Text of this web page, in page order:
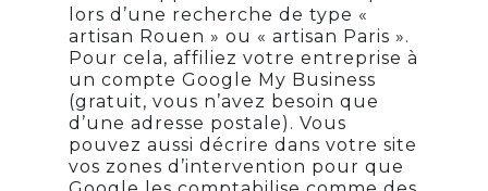
lors d’une recherche de type «
artisan Rouen » ou « artisan Paris ».
Pour cela, affiliez votre entreprise à
un compte Google My Business
(gratuit, vous n’avez besoin que
d’une adresse postale). Vous
pouvez aussi décrire dans votre site
vos zones d’intervention pour que